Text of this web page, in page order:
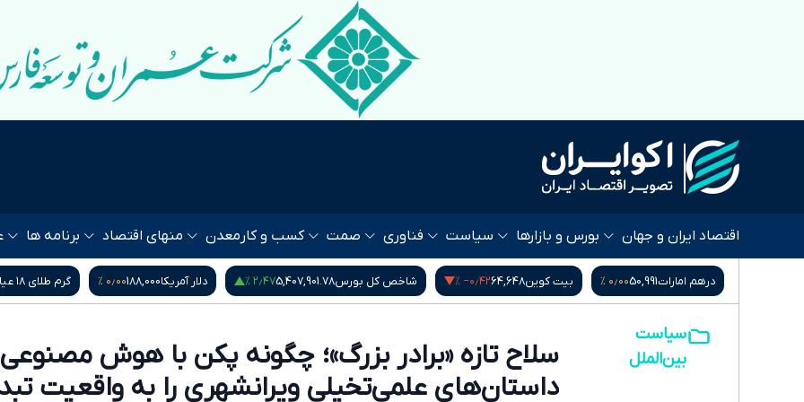
اقتصاد ایران و جهان بورس و بازارها سیاست فناوری صمت کسب و کار معدن منهای اقتصاد برنامه ها
بیت کوین64,648‎−۰٫۴۲ % شاخص کل بورس5,407,901.78۲٫۴۷ % دلار آمریکا188,000۰٫۰۰ % گرم طلای ۱۸ عیار 18,561,600۰٫۰۰ %
سیاست
بین‌الملل
سلاح تازه «برادر بزرگ»؛ چگونه پکن با هوش مصنوعی
داستان‌های علمی‌تخیلی ویرانشهری را به واقعیت